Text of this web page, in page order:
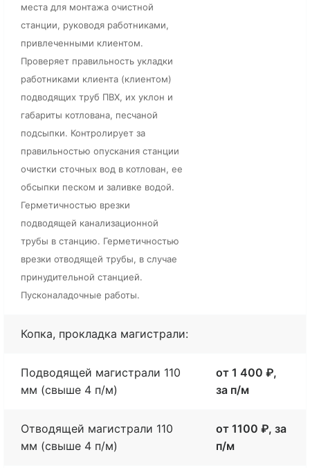
места для монтажа очистной
станции, руководя работниками,
привлеченными клиентом.
Проверяет правильность укладки
работниками клиента (клиентом)
подводящих труб ПВХ, их уклон и
габариты котлована, песчаной
подсыпки. Контролирует за
правильностью опускания станции
очистки сточных вод в котлован, ее
обсыпки песком и заливке водой.
Герметичностью врезки
подводящей канализационной
трубы в станцию. Герметичностью
врезки отводящей трубы, в случае
принудительной станцией.
Пусконаладочные работы.
Копка, прокладка магистрали:
Подводящей магистрали 110
мм (свыше 4 п/м)
от 1 400 ₽,
за п/м
Отводящей магистрали 110
мм (свыше 4 п/м)
от 1100 ₽, за
п/м